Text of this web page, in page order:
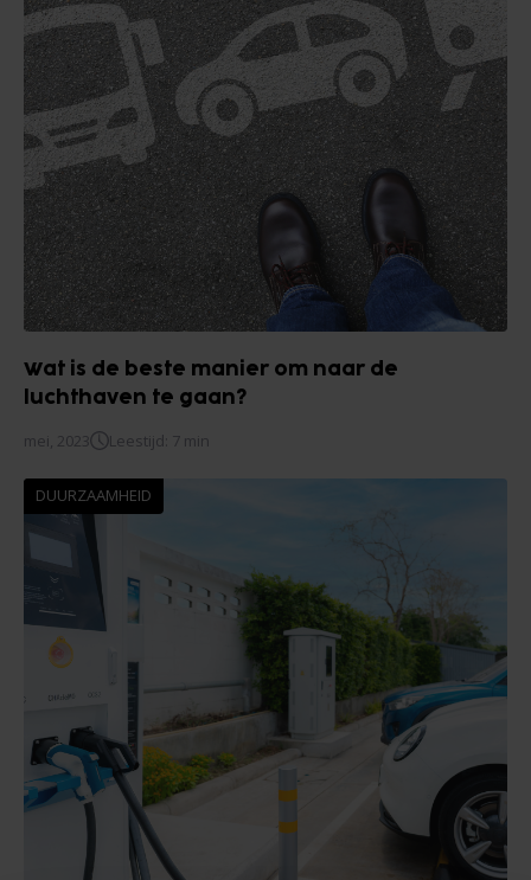
Wat is de beste manier om naar de
luchthaven te gaan?
mei, 2023 Leestijd: 7 min
DUURZAAMHEID